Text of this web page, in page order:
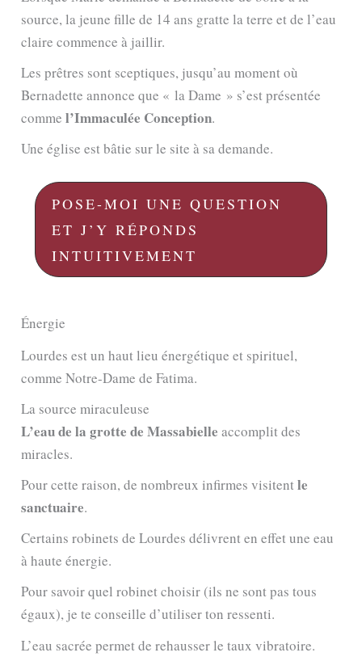
source, la jeune fille de 14 ans gratte la terre et de l’eau
claire commence à jaillir.
Les prêtres sont sceptiques, jusqu’au moment où
Bernadette annonce que « la Dame » s’est présentée
commel’Immaculée Conception.
Une église est bâtie sur le site à sa demande.
POSE-MOI UNE QUESTION
ET J’Y RÉPONDS
INTUITIVEMENT
Énergie
Lourdes est un haut lieu énergétique et spirituel,
comme Notre-Dame de Fatima.
La source miraculeuse
L’eau de la grotte de Massabielle accomplit des
miracles.
Pour cette raison, de nombreux infirmes visitentle
sanctuaire.
Certains robinets de Lourdes délivrent en effet une eau
à haute énergie.
Pour savoir quel robinet choisir (ils ne sont pas tous
égaux), je te conseille d’utiliser ton ressenti.
L’eau sacrée permet de rehausser le taux vibratoire.